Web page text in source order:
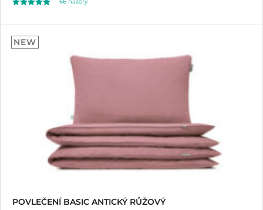
z 5 na základě
NEW
POVLEČENÍ BASIC ANTICKÝ RŮŽOVÝ